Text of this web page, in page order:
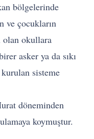
bölgelerinde
ve çocukların
olan okullara
asker ya da sıkı
sisteme
döneminden
koymuştur.